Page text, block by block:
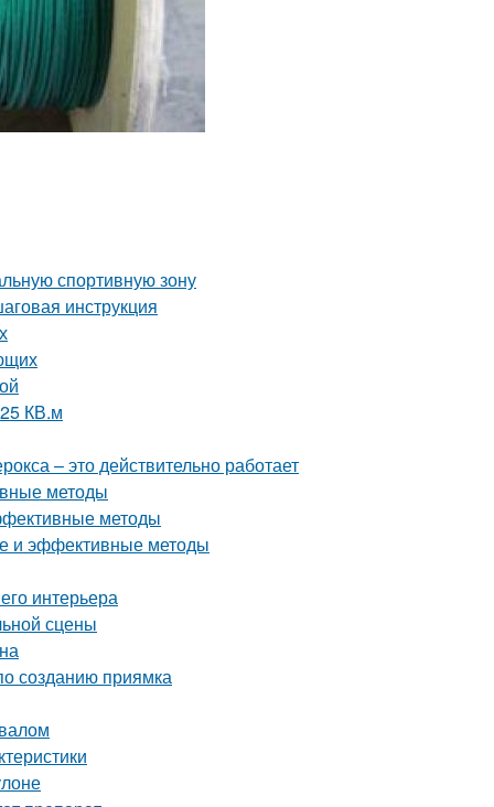
спортивную зону
инструкция
КВ.м
– это действительно работает
методы
методы
и эффективные методы
интерьера
сцены
созданию приямка